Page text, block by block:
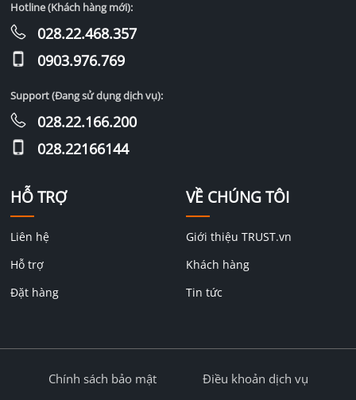
HỖ TRỢ
Liên hệ
Hỗ trợ
Đặt hàng
VỀ CHÚNG TÔI
Giới thiệu TRUST.vn
Khách hàng
Tin tức
Hotline (Khách hàng mới):
028.22.468.357
0903.976.769
Support (Đang sử dụng dịch vụ):
028.22.166.200
028.22166144
Chính sách bảo mật Điều khoản dịch vụ